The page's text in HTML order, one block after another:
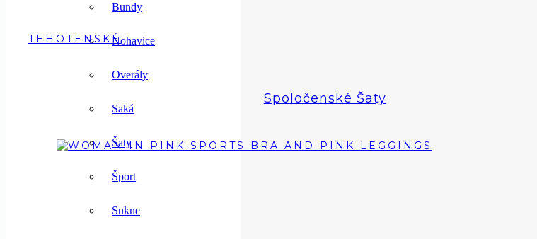
TEHOTENSKÉ
Spoločenské Šaty
Bundy
Nohavice
Overály
Saká
Šaty
Šport
Sukne